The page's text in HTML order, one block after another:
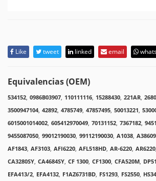
Like tweet linked email
Equivalencias (OEM)
534152, 0986B03907, 110111116, 15288430, 221AR,
3500947104, 42892, 4785749, 47857495, 50013221,
6015001014002, 605412970049, 70131152, 7367182,
9455087050, 99012190030, 99112190030, A1038,
AF1843, AF3103, AFI6220, AFL518HD, AR-6220, AR6220,
CA3280SY, CA4684SY, CF 1300, CF1300, CFA520M,
EFA413/2, EFA4132, F1AZ6731BD, FS1293, FS2550,